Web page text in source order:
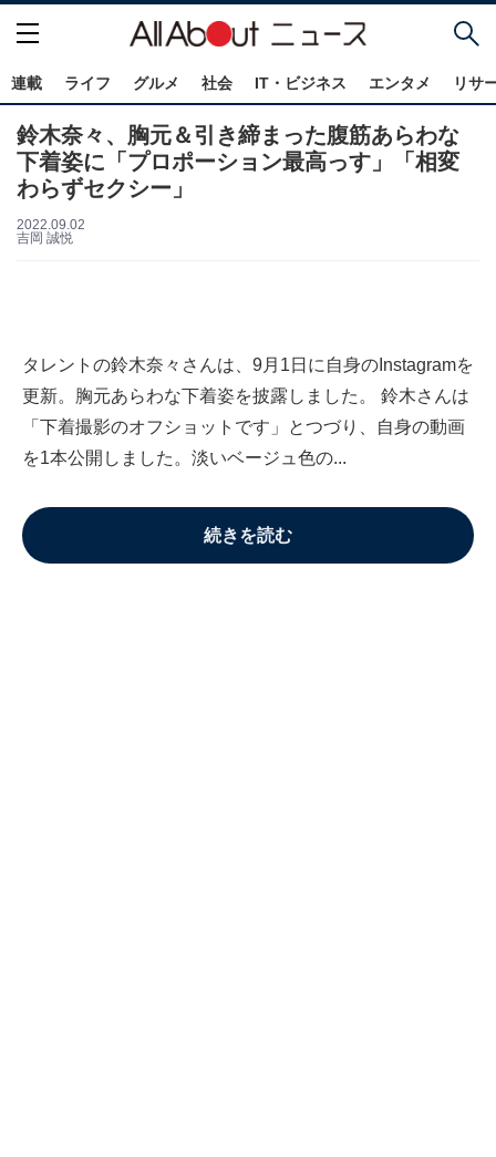
連載 ライフ グルメ 社会 IT・ビジネス エンタメ リサ
鈴木奈々、胸元＆引き締まった腹筋あらわな
下着姿に「プロポーション最高っす」「相変
わらずセクシー」
2022.09.02
吉岡 誠悦
タレントの鈴木奈々さんは、9月1日に自身のInstagramを
更新。胸元あらわな下着姿を披露しました。 鈴木さんは
「下着撮影のオフショットです」とつづり、自身の動画
を1本公開しました。淡いベージュ色の...
続きを読む